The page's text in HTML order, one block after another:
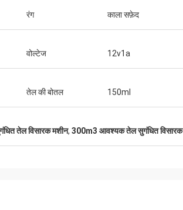
रंग काला सफ़ेद
वोल्टेज 12v1a
तेल की बोतल 150ml
तेल विसारक मशीन, 300m3 आवश्यक तेल सुगंधित विसारक